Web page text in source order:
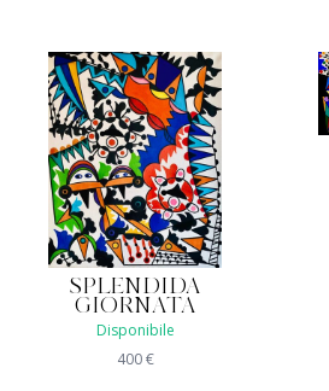
SPLENDIDA
GIORNATA
Disponibile
400€